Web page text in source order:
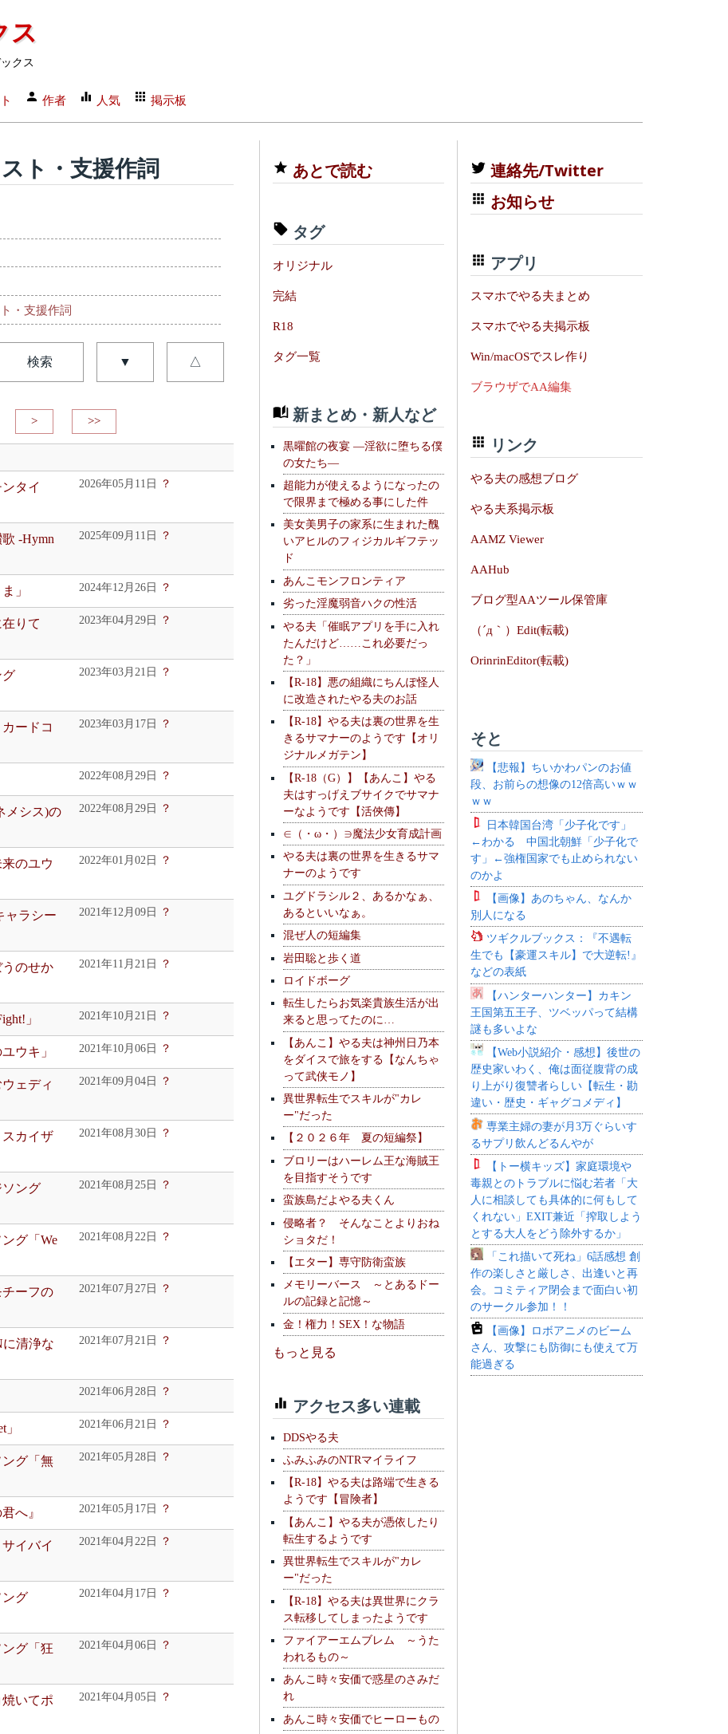
ス
クス
作者 人気 掲示板
ト・支援作詞
・支援作詞
検索 ▼ △
> >>
タイ
2026年05月11日 ？
-Hymn
2025年09月11日 ？
」 2024年12月26日 ？
りて
2023年04月29日 ？
グ
2023年03月21日 ？
ードコ
2023年03月17日 ？
2022年08月29日 ？
メシス)の
2022年08月29日 ？
のユウ
2022年01月02日 ？
ャラシー
2021年12月09日 ？
のせか
2021年11月21日 ？
」 2021年10月21日 ？
ウキ」 2021年10月06日 ？
ェディ
2021年09月04日 ？
カイザ
2021年08月30日 ？
ング
2021年08月25日 ？
グ「We
2021年08月22日 ？
ーフの
2021年07月27日 ？
清浄な
2021年07月21日 ？
2021年06月28日 ？
2021年06月21日 ？
グ「無
2021年05月28日 ？
へ』 2021年05月17日 ？
イバイ
2021年04月22日 ？
グ
2021年04月17日 ？
グ「狂
2021年04月06日 ？
いてポ
2021年04月05日 ？
あとで読む
タグ
オリジナル
完結
R18
タグ一覧
新まとめ・新人など
黒曜館の夜宴 —淫欲に堕ちる僕
の女たち—
超能力が使えるようになったの
で限界まで極める事にした件
美女美男子の家系に生まれた醜
いアヒルのフィジカルギフテッ
ド
あんこモンフロンティア
劣った淫魔弱音ハクの性活
やる夫「催眠アプリを手に入れ
たんだけど……これ必要だっ
た？」
【R-18】悪の組織にちんぽ怪人
に改造されたやる夫のお話
【R-18】やる夫は裏の世界を生
きるサマナーのようです【オリ
ジナルメガテン】
【R-18（G）】【あんこ】やる
夫はすっげえブサイクでサマナ
ーなようです【活俠傳】
∈（・ω・）∋魔法少女育成計画
やる夫は裏の世界を生きるサマ
ナーのようです
ユグドラシル２、あるかなぁ、
あるといいなぁ。
混ぜ人の短編集
岩田聡と歩く道
ロイドボーグ
転生したらお気楽貴族生活が出
来ると思ってたのに…
【あんこ】やる夫は神州日乃本
をダイスで旅をする【なんちゃ
って武侠モノ】
異世界転生でスキルが"カレ
ー"だった
【２０２６年 夏の短編祭】
ブロリーはハーレム王な海賊王
を目指すそうです
蛮族島だよやる夫くん
侵略者？ そんなことよりおね
ショタだ！
【エター】専守防衛蛮族
メモリーバース ～とあるドー
ルの記録と記憶～
金！権力！SEX！な物語
もっと見る
アクセス多い連載
DDSやる夫
ふみふみのNTRマイライフ
【R-18】やる夫は路端で生きる
ようです【冒険者】
【あんこ】やる夫が憑依したり
転生するようです
異世界転生でスキルが"カレ
ー"だった
【R-18】やる夫は異世界にクラ
ス転移してしまったようです
ファイアーエムブレム ～うた
われるもの～
あんこ時々安価で惑星のさみだ
れ
あんこ時々安価でヒーローもの
連絡先/Twitter
お知らせ
アプリ
スマホでやる夫まとめ
スマホでやる夫掲示板
Win/macOSでスレ作り
ブラウザでAA編集
リンク
やる夫の感想ブログ
やる夫系掲示板
AAMZ Viewer
AAHub
ブログ型AAツール保管庫
（´д｀）Edit(転載)
OrinrinEditor(転載)
そと
【悲報】ちいかわパンのお値
段、お前らの想像の12倍高いｗｗ
ｗｗ
日本韓国台湾「少子化です」
←わかる 中国北朝鮮「少子化で
す」←強権国家でも止められない
のかよ
【画像】あのちゃん、なんか
別人になる
ツギクルブックス：『不遇転
生でも【豪運スキル】で大逆転!』
などの表紙
【ハンターハンター】カキン
王国第五王子、ツベッパって結構
謎も多いよな
【Web小説紹介・感想】後世の
歴史家いわく、俺は面従腹背の成
り上がり復讐者らしい【転生・勘
違い・歴史・ギャグコメディ】
専業主婦の妻が月3万ぐらいす
るサプリ飲んどるんやが
【トー横キッズ】家庭環境や
毒親とのトラブルに悩む若者「大
人に相談しても具体的に何もして
くれない」EXIT兼近「搾取しよう
とする大人をどう除外するか」
「これ描いて死ね」6話感想 創
作の楽しさと厳しさ、出逢いと再
会。コミティア閉会まで面白い初
のサークル参加！！
【画像】ロボアニメのビーム
さん、攻撃にも防御にも使えて万
能過ぎる